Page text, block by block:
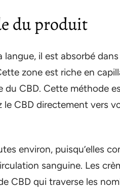
du produit
il est absorbé
zone est riche en
du CBD. Cette méthode
CBD directement vers
environ, puisqu’elles
sanguine. Les
CBD qui traverse les